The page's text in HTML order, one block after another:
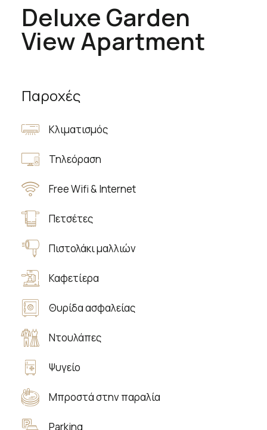
Deluxe Garden
View Apartment
Παροχές
Κλιματισμός
Τηλεόραση
Free Wifi & Internet
Πετσέτες
Πιστολάκι μαλλιών
Καφετίερα
Θυρίδα ασφαλείας
Ντουλάπες
Ψυγείο
Μπροστά στην παραλία
Parking